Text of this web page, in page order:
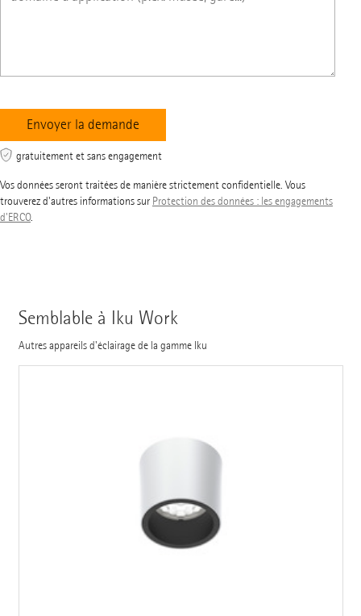
gratuitement et sans engagement
Vos données seront traitées de manière strictement confidentielle. Vous
trouverez d'autres informations sur Protection des données : les engagements
d'ERCO.
Semblable à Iku Work
Autres appareils d'éclairage de la gamme Iku